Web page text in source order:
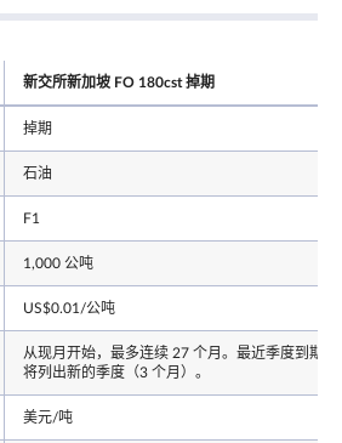
新交所新加坡 FO 180cst 掉期
掉期
石油
F1
1,000 公吨
US$0.01/公吨
从现月开始，最多连续 27 个月。最近季度到期后
将列出新的季度（3 个月）。
美元/吨